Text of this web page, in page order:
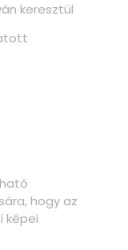
keresztül
hogy az
képei